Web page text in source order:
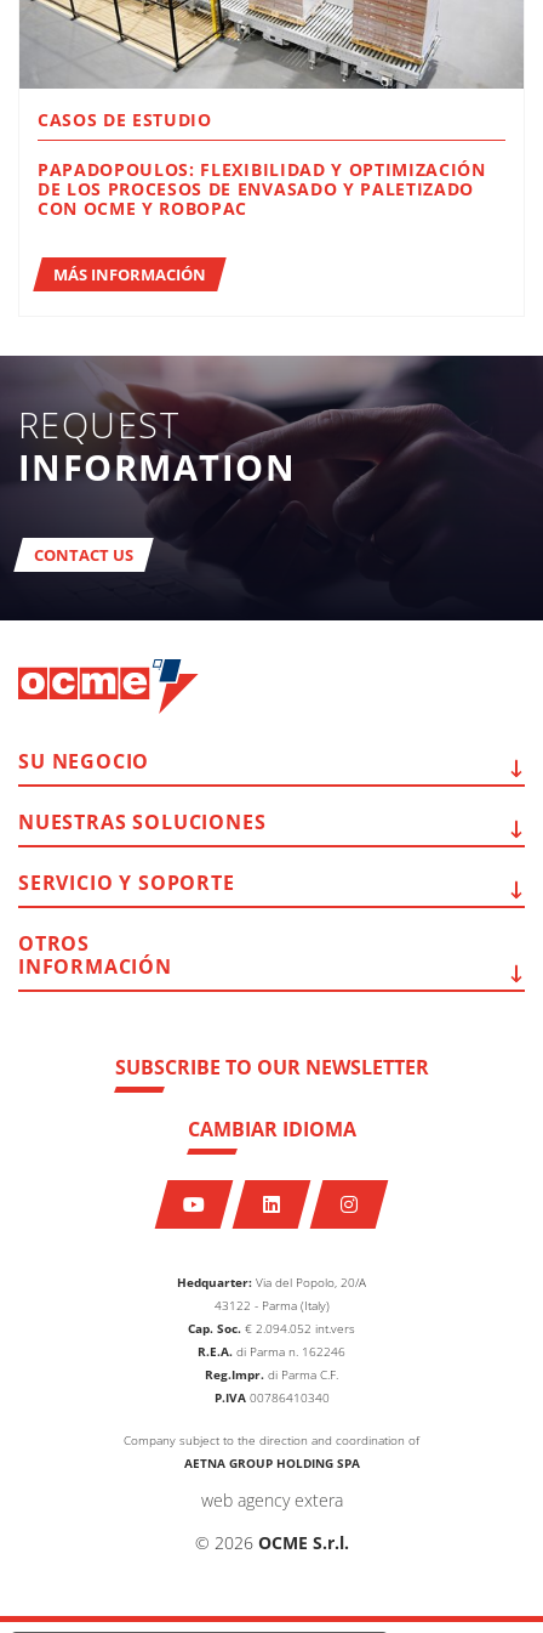
CASOS DE ESTUDIO
PAPADOPOULOS: FLEXIBILIDAD Y OPTIMIZACIÓN
DE LOS PROCESOS DE ENVASADO Y PALETIZADO
CON OCME Y ROBOPAC
MÁS INFORMACIÓN
REQUEST
INFORMATION
CONTACT US
Hedquarter: Via del Popolo, 20/A
43122 - Parma (Italy)
Cap. Soc. € 2.094.052 int.vers
R.E.A. di Parma n. 162246
Reg.Impr. di Parma C.F.
P.IVA00786410340
Company subject to the direction and coordination of
AETNA GROUP HOLDING SPA
web agency extera
© 2026 OCME S.r.l.
SUBSCRIBE TO OUR NEWSLETTER
CAMBIAR IDIOMA
SU NEGOCIO
NUESTRAS SOLUCIONES
SERVICIO Y SOPORTE
OTROS
INFORMACIÓN